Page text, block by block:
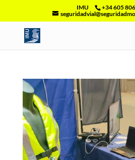
IMU
+34 605